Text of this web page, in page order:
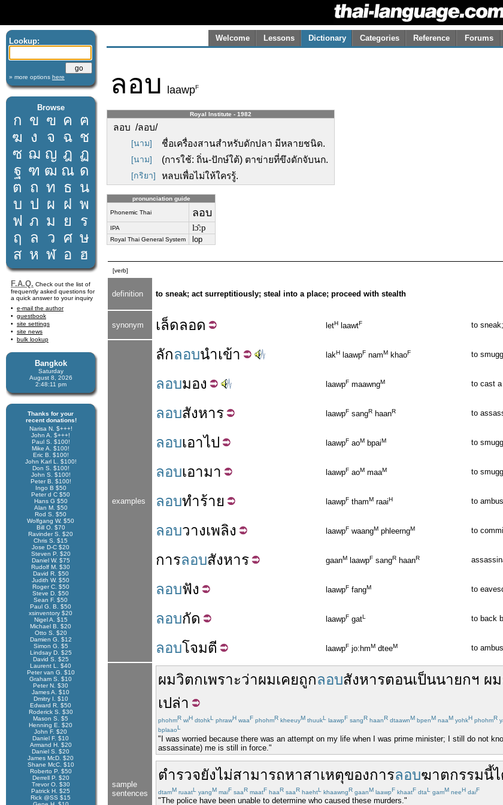
Lookup:
» more options here
Browse
ก ข ฃ ค ฅ
ฆ ง จ ฉ ช
ซ ฌ ญ ฎ ฏ
ฐ ฑ ฒ ณ ด
ต ถ ท ธ น
บ ป ผ ฝ พ
ฟ ภ ม ย
ร
ฤ
ล ว ศ ษ
ส ห ฬ อ ฮ
F.A.Q. Check out the list of
frequently asked questions for
a quick answer to your inquiry
e-mail the author
guestbook
site settings
site news
bulk lookup
Bangkok
Saturday
August 8, 2026
2:48:12 pm
Thanks for your
recent donations!
Narisa N. $+++!
John A. $+++!
Paul S. $100!
Mike A. $100!
Eric B. $100!
John Karl L. $100!
Don S. $100!
John S. $100!
Peter B. $100!
Ingo B $50
Peter d C $50
Hans G $50
Alan M. $50
Rod S. $50
Wolfgang W. $50
Bill O. $70
Ravinder S. $20
Chris S. $15
Jose D-C $20
Steven P. $20
Daniel W. $75
Rudolf M. $30
David R. $50
Judith W. $50
Roger C. $50
Steve D. $50
Sean F. $50
Paul G. B. $50
xsinventory $20
Nigel A. $15
Michael B. $20
Otto S. $20
Damien G. $12
Simon G. $5
Lindsay D. $25
David S. $25
Laurent L. $40
Peter van G. $10
Graham S. $10
Peter N. $30
James A. $10
Dmitry I. $10
Edward R. $50
Roderick S. $30
Mason S. $5
Henning E. $20
John F. $20
Daniel F. $10
Armand H. $20
Daniel S. $20
James McD. $20
Shane McC. $10
Roberto P. $50
Derrell P. $20
Trevor O. $30
Patrick H. $25
Rick @SS $15
Welcome Lessons Dictionary Categories Reference Forums
ลอบ laawpF
Royal Institute - 1982
ลอบ /ลอบ/
[นาม] ชื่อเครื่องสานสำหรับดักปลา มีหลายชนิด.
[นาม] (การใช้: ถิ่น-ปักษ์ใต้) ตาข่ายที่ขึงดักจับนก.
[กริยา] หลบเพื่อไม่ให้ใครรู้.
pronunciation guide
Phonemic Thai ลอบ
IPA lɔ̂ːp
Royal Thai General System lop
[verb]
definition to sneak; act surreptitiously; steal into a place; proceed with stealth
synonym เล็ดลอด letH laawtF to
examples
ลักลอบนำเข้า lakH laawpF namM khaoF to
ลอบมอง laawpF maawngM to cast
ลอบสังหาร laawpF sangR haanR to
ลอบเอาไป laawpF aoM bpaiM to
ลอบเอามา laawpF aoM maaM to
ลอบทำร้าย laawpF thamM raaiH to
ลอบวางเพลิง laawpF waangM phleerngM to
การลอบสังหาร gaanM laawpF sangR haanR
ลอบฟัง laawpF fangM to
ลอบกัด laawpF gatL to back
ลอบโจมตี laawpF jo:hmM dteeM to
sample
sentences
ผมวิตกเพราะว่าผมเคยถูกลอบสังหารตอนเป็นนายกฯ ผม
เปล่า
phohmR wiH dtohkL phrawH waaF phohmR kheeuyM thuukL laawpF sangR haanR dtaawnM bpenM naaM yohkH phohmR
bplaaoL
"I was worried because there was an attempt on my life when I was prime minister; I still do not
assassinate) me is still in force."
ตำรวจยังไม่สามารถหาสาเหตุของการลอบฆาตกรรมนี้
dtamM ruaatL yangM maiF saaR maatF haaR saaR haehtL khaawngR gaanM laawpF khaatF dtaL gamM neeH daiF
"The police have been unable to determine who caused these murders."